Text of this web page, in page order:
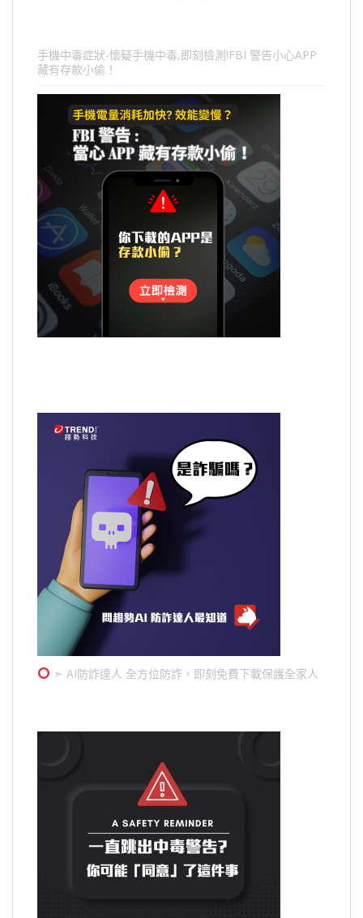
手機中毒症狀-懷疑手機中毒,即刻檢測!FBI 警告小心APP
藏有存款小偷！
➣ AI防詐達人 全方位防詐，即刻免費下載保護全家人